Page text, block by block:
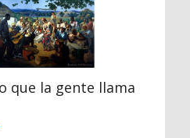
que la gente llama